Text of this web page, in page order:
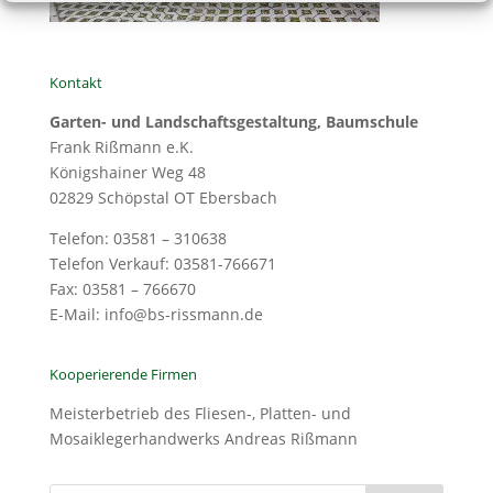
Kontakt
Garten- und Landschaftsgestaltung, Baumschule
Frank Rißmann e.K.
Königshainer Weg 48
02829 Schöpstal OT Ebersbach
Telefon: 03581 – 310638
Telefon Verkauf: 03581-766671
Fax: 03581 – 766670
E-Mail: info@bs-rissmann.de
Kooperierende Firmen
Meisterbetrieb des Fliesen-, Platten- und
Mosaiklegerhandwerks Andreas Rißmann